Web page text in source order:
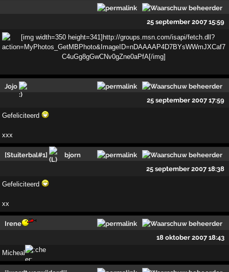
25 september 2007 15:59
Jojo
25 september 2007 17:59
Gefeliciteerd
xxx
[Stuiterbal#1]
bjorn
25 september 2007 18:38
Gefeliciteerd
xx
Irene
18 oktober 2007 18:43
Micheal